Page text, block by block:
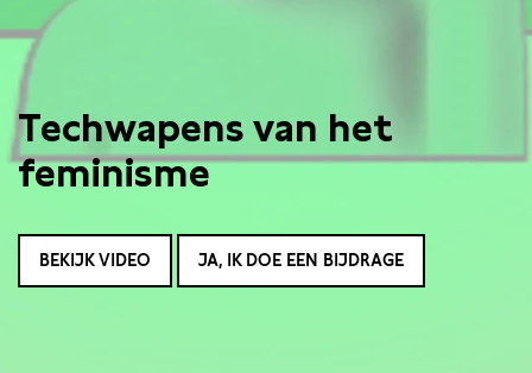
Techwapens van het
feminisme
BEKIJK VIDEO JA, IK DOE EEN BIJDRAGE